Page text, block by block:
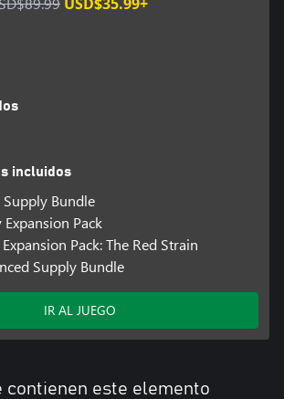
incluidos
Bundle
Pack
Pack: The Red Strain
Supply Bundle
IR AL JUEGO
contienen este elemento